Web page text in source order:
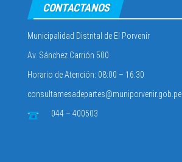
CONTACTANOS
Municipalidad Distrital de El Porvenir
Av. Sánchez Carrión 500
Horario de Atención: 08:00 – 16:30
consultamesadepartes@muniporvenir.gob.pe
044 – 400503